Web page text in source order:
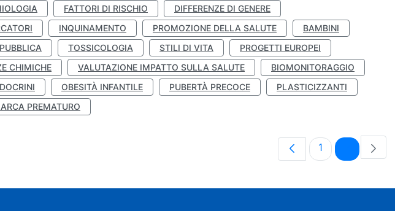
FATTORI DI RISCHIO
DIFFERENZE DI GENERE
INQUINAMENTO PROMOZIONE DELLA SALUTE
BAMBINI
TOSSICOLOGIA STILI DI VITA
PROGETTI EUROPEI
CHIMICHE VALUTAZIONE IMPATTO SULLA SALUTE
BIOMONITORAGGIO
OBESITÀ INFANTILE PUBERTÀ PRECOCE
PLASTICIZZANTI
PREMATURO
Pagina
1 Pagina